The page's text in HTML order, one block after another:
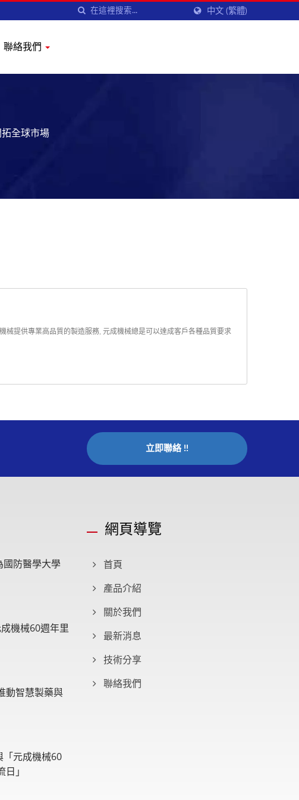
中文 (繁體)
聯絡我們
全球市場
提供專業高品質的製造服務, 元成機械總是可以達成客戶各種品質要求
立即聯絡 !!
國防醫學大學
機械60週年里
動智慧製藥與
「元成機械60
」
網頁導覽
首頁
產品介紹
關於我們
最新消息
技術分享
聯絡我們